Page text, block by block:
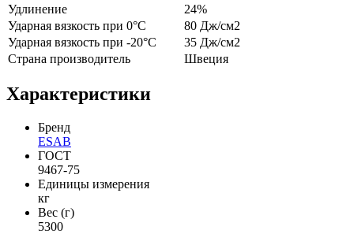
Удлинение
24%
Ударная вязкость при 0°C
80 Дж/см2
Ударная вязкость при -20°C
35 Дж/см2
Страна производитель
Швеция
Характеристики
Бренд
ESAB
ГОСТ
9467-75
Единицы измерения
кг
Вес (г)
5300